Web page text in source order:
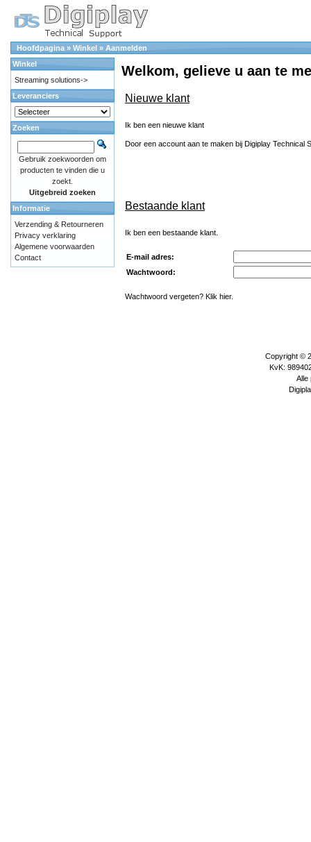
Hoofdpagina » Winkel » Aanmelden
Welkom, gelieve u aan te
Nieuwe klant
Ik ben een nieuwe klant
Door een account aan te maken bij Digiplay Technical
Bestaande klant
Ik ben een bestaande klant.
E-mail adres:
Wachtwoord:
Wachtwoord vergeten? Klik hier.
Winkel
Streaming solutions->
Leveranciers
Zoeken
Gebruik zoekwoorden om
producten te vinden die u
zoekt.
Uitgebreid zoeken
Informatie
Verzending & Retourneren
Privacy verklaring
Algemene voorwaarden
Contact
Copyright ©
KvK:
Alle